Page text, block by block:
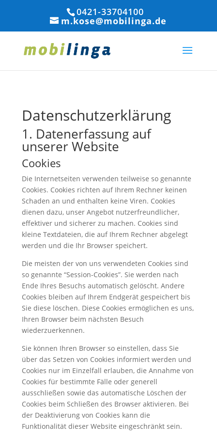
0421-33704100
m.kose@mobilinga.de
Datenschutzerklärung
1. Datenerfassung auf
unserer Website
Cookies
Die Internetseiten verwenden teilweise so genannte
Cookies. Cookies richten auf Ihrem Rechner keinen
Schaden an und enthalten keine Viren. Cookies
dienen dazu, unser Angebot nutzerfreundlicher,
effektiver und sicherer zu machen. Cookies sind
kleine Textdateien, die auf Ihrem Rechner abgelegt
werden und die Ihr Browser speichert.
Die meisten der von uns verwendeten Cookies sind
so genannte “Session-Cookies”. Sie werden nach
Ende Ihres Besuchs automatisch gelöscht. Andere
Cookies bleiben auf Ihrem Endgerät gespeichert bis
Sie diese löschen. Diese Cookies ermöglichen es uns,
Ihren Browser beim nächsten Besuch
wiederzuerkennen.
Sie können Ihren Browser so einstellen, dass Sie
über das Setzen von Cookies informiert werden und
Cookies nur im Einzelfall erlauben, die Annahme von
Cookies für bestimmte Fälle oder generell
ausschließen sowie das automatische Löschen der
Cookies beim Schließen des Browser aktivieren. Bei
der Deaktivierung von Cookies kann die
Funktionalität dieser Website eingeschränkt sein.